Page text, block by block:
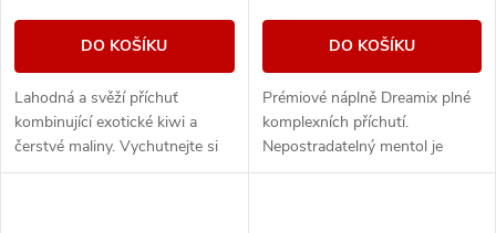
DO KOŠÍKU
Lahodná a svěží příchuť
kombinující exotické kiwi a
čerstvé maliny. Vychutnejte si
vynikající letní ovocnou směs
DO KOŠÍKU
Prémiové náplně Dreamix plné
komplexních příchutí.
Nepostradatelný mentol je
perfektní volbou pro chladivé